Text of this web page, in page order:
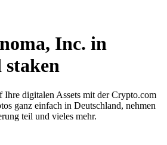
Inc. in
staken
Ihre digitalen Assets mit der Crypto.com
ganz einfach in Deutschland, nehmen
teil und vieles mehr.